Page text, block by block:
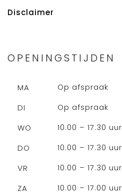
Disclaimer
OPENINGSTIJDEN
MA
Op afspraak
DI
Op afspraak
WO
10.00 – 17.30 uur
DO
10.00 – 17.30 uur
VR
10.00 – 17.30 uur
ZA
10.00 – 17.00 uur